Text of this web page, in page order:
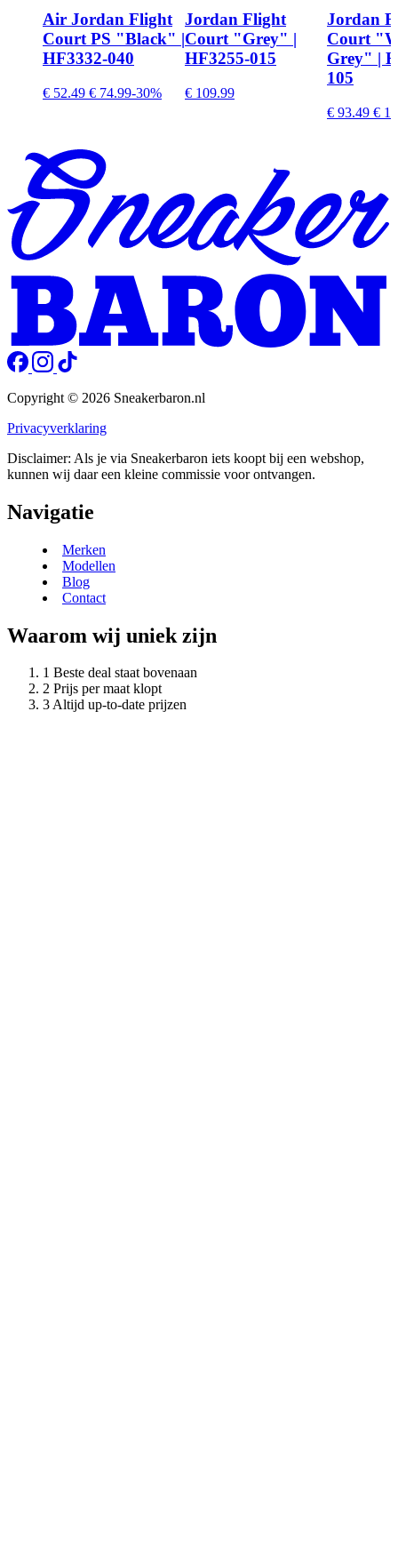
Air Jordan Flight
Court PS "Black" |
HF3332-040
€ 52.49 € 74.99-30%
Jordan Flight
Court "Grey" |
HF3255-015
€ 109.99
Jordan
Court
Grey" |
105
€ 93.49 €
Copyright © 2026 Sneakerbaron.nl
Privacyverklaring
Disclaimer: Als je via Sneakerbaron iets koopt bij een webshop,
kunnen wij daar een kleine commissie voor ontvangen.
Navigatie
Merken
Modellen
Blog
Contact
Waarom wij uniek zijn
Beste deal staat bovenaan
Prijs per maat klopt
Altijd up-to-date prijzen